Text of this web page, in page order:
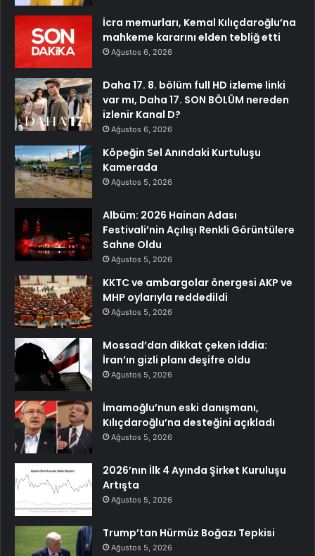
İcra memurları, Kemal Kılıçdaroğlu’na
mahkeme kararını elden tebliğ etti
Ağustos 6, 2026
Daha 17. 8. bölüm full HD izleme linki
var mı, Daha 17. SON BÖLÜM nereden
izlenir Kanal D?
Ağustos 6, 2026
Köpeğin Sel Anındaki Kurtuluşu
Kamerada
Ağustos 5, 2026
Albüm: 2026 Hainan Adası
Festivali’nin Açılışı Renkli Görüntülere
Sahne Oldu
Ağustos 5, 2026
KKTC ve ambargolar önergesi AKP ve
MHP oylarıyla reddedildi
Ağustos 5, 2026
Mossad’dan dikkat çeken iddia:
İran’ın gizli planı deşifre oldu
Ağustos 5, 2026
İmamoğlu’nun eski danışmanı,
Kılıçdaroğlu’na desteğini açıkladı
Ağustos 5, 2026
2026’nın İlk 4 Ayında Şirket Kuruluşu
Artışta
Ağustos 5, 2026
Trump’tan Hürmüz Boğazı Tepkisi
Ağustos 5, 2026